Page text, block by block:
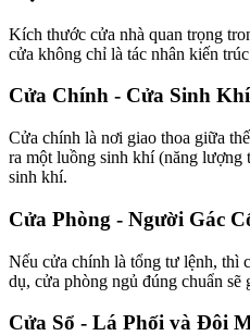
Kích thước cửa nhà quan trọng
cửa không chỉ là tác nhân kiến
Cửa Chính - Cửa Sinh
Cửa chính là nơi giao thoa giữa
ra một luồng sinh khí (năng lượng
sinh khí.
Cửa Phòng - Người Gác
Nếu cửa chính là tổng tư lệnh, thì
dụ, cửa phòng ngủ đúng chuẩn
Cửa Sổ - Lá Phối và Đôi